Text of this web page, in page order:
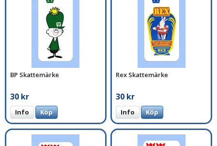
BP Skattemärke
30 kr
Info Köp
Rex Skattemärke
30 kr
Info Köp